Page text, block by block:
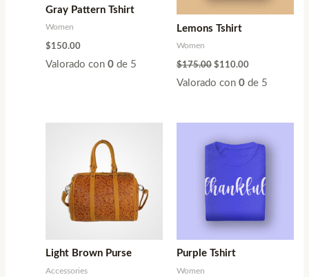
Gray Pattern Tshirt
Women
$150.00
Valorado con0 de 5
Lemons Tshirt
Women
$175.00 $110.00
Valorado con 0de 5
Light Brown Purse
Accessories
Purple Tshirt
Women